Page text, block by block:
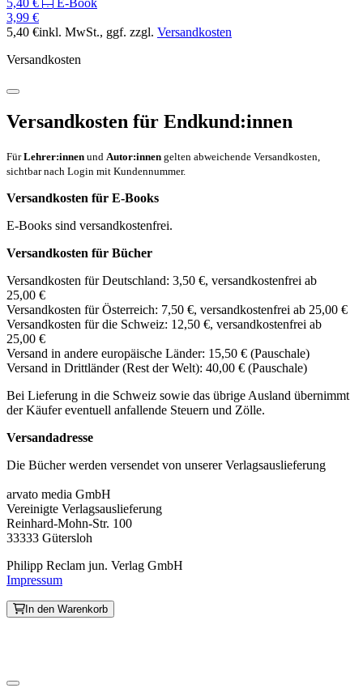
5,40 €
E-Book
3,99 €
5,40 €inkl. MwSt., ggf. zzgl. Versandkosten
Versandkosten
Versandkosten für Endkund:innen
FürLehrer:innen und Autor:innen gelten abweichende Versandkosten,
sichtbar nach Login mit Kundennummer.
Versandkosten für E-Books
E-Books sind versandkostenfrei.
Versandkosten für Bücher
Versandkosten für Deutschland: 3,50 €, versandkostenfrei ab
25,00 €
Versandkosten für Österreich: 7,50 €, versandkostenfrei ab 25,00 €
Versandkosten für die Schweiz: 12,50 €, versandkostenfrei ab
25,00 €
Versand in andere europäische Länder: 15,50 € (Pauschale)
Versand in Drittländer (Rest der Welt): 40,00 € (Pauschale)
Bei Lieferung in die Schweiz sowie das übrige Ausland übernimmt
der Käufer eventuell anfallende Steuern und Zölle.
Versandadresse
Die Bücher werden versendet von unserer Verlagsauslieferung
arvato media GmbH
Vereinigte Verlagsauslieferung
Reinhard-Mohn-Str. 100
33333 Gütersloh
Philipp Reclam jun. Verlag GmbH
Impressum
In den Warenkorb